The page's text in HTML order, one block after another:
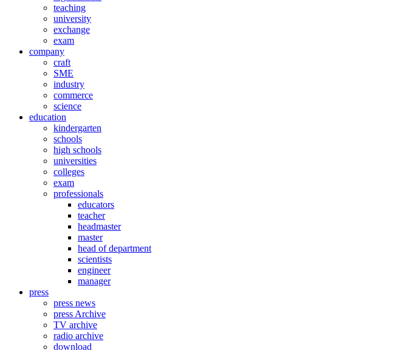
teaching
university
exchange
exam
company
craft
SME
industry
commerce
science
education
kindergarten
schools
high schools
universities
colleges
exam
professionals
educators
teacher
headmaster
master
head of department
scientists
engineer
manager
press
press news
press Archive
TV archive
radio archive
download